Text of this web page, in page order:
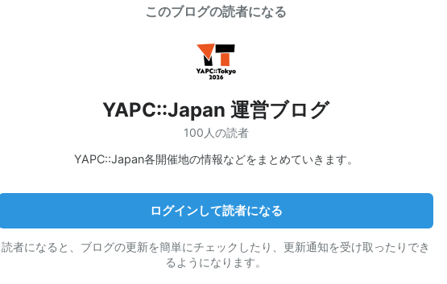
このブログの読者になる
YAPC::Japan 運営ブログ
100人の読者
YAPC::Japan各開催地の情報などをまとめていきます。
ログインして読者になる
読者になると、ブログの更新を簡単にチェックしたり、更新通知を受け取ったりでき
るようになります。